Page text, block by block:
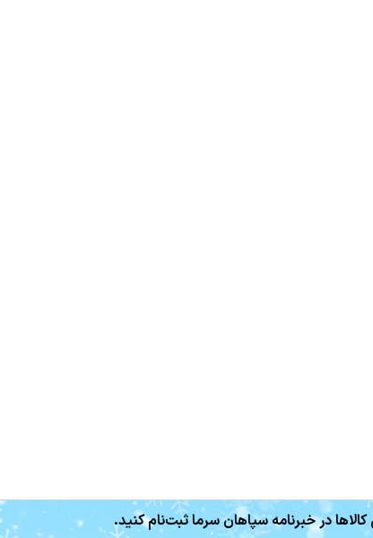
در خبرنامه سپاهان سرما ثبت‌نام کنید.